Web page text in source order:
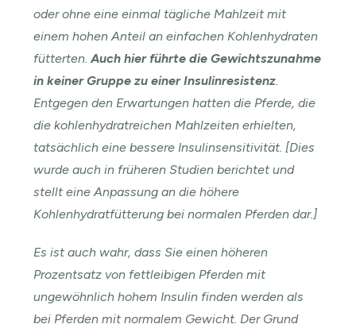
oder ohne eine einmal tägliche Mahlzeit mit
einem hohen Anteil an einfachen Kohlenhydraten
fütterten.Auch hier führte die Gewichtszunahme
in keiner Gruppe zu einer Insulinresistenz
Entgegen den Erwartungen hatten die Pferde, die
die kohlenhydratreichen Mahlzeiten erhielten,
tatsächlich eine bessere Insulinsensitivität. [Dies
wurde auch in früheren Studien berichtet und
stellt eine Anpassung an die höhere
Kohlenhydratfütterung bei normalen Pferden dar.]
Es ist auch wahr, dass Sie einen höheren
Prozentsatz von fettleibigen Pferden mit
ungewöhnlich hohem Insulin finden werden als
bei Pferden mit normalem Gewicht. Der Grund